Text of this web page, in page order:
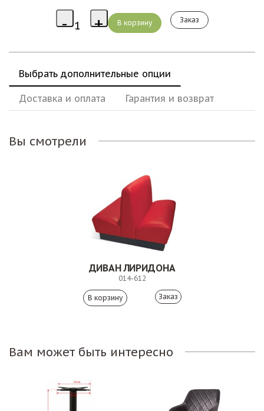
Заказ
Выбрать дополнительные опции
Доставка и оплата Гарантия и возврат
Вы смотрели
ДИВАН ЛИРИДОНА
014-612
Заказ
Вам может быть интересно